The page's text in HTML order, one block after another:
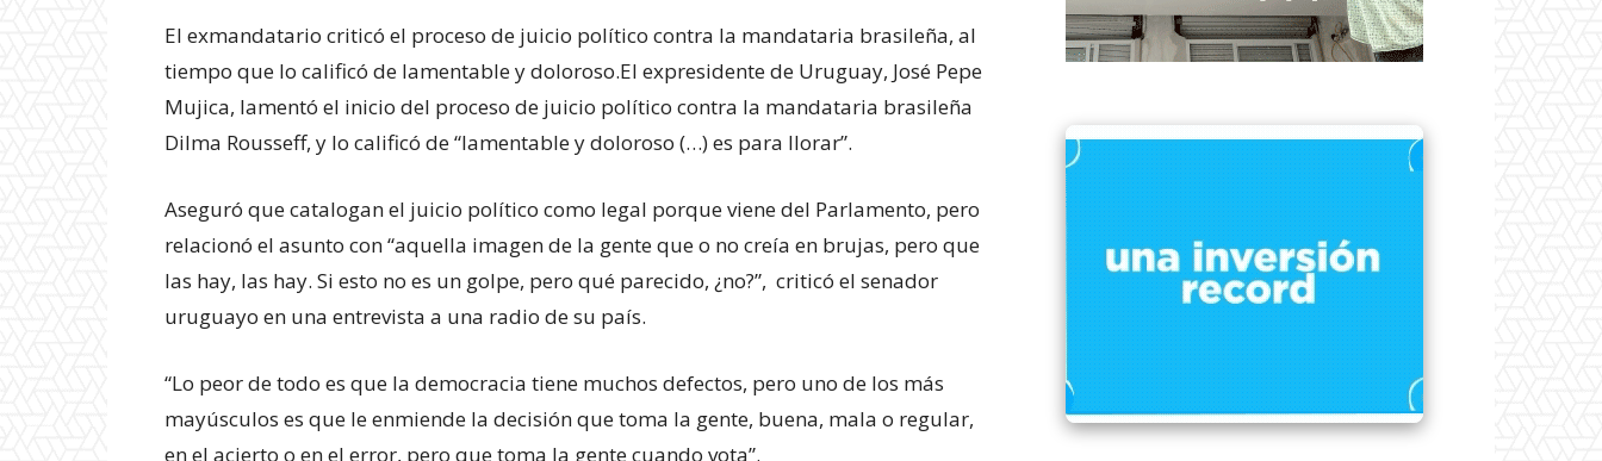
El exmandatario criticó el proceso de juicio político contra la mandataria brasileña, al
tiempo que lo calificó de lamentable y doloroso.El expresidente de Uruguay, José Pepe
Mujica, lamentó el inicio del proceso de juicio político contra la mandataria brasileña
Dilma Rousseff, y lo calificó de “lamentable y doloroso (…) es para llorar”.
Aseguró que catalogan el juicio político como legal porque viene del Parlamento, pero
relacionó el asunto con “aquella imagen de la gente que o no creía en brujas, pero que
las hay, las hay. Si esto no es un golpe, pero qué parecido, ¿no?”, criticó el senador
uruguayo en una entrevista a una radio de su país.
“Lo peor de todo es que la democracia tiene muchos defectos, pero uno de los más
mayúsculos es que le enmiende la decisión que toma la gente, buena, mala o regular,
en el acierto o en el error, pero que toma la gente cuando vota”.